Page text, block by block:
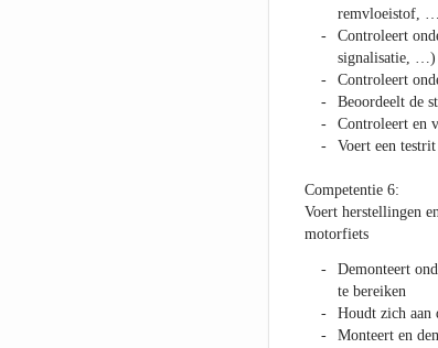
remvloeistof,
Controleert
signalisatie, …)
Controleert
Beoordeelt de
Controleert en
Voert een
Competentie 6:
Voert herstellingen
motorfiets
Demonteert
te bereiken
Houdt zich aan
Monteert en